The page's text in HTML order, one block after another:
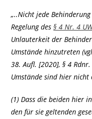
„..Nicht jede
Regelung des§ 4 Nr. 4
Unlauterkeit der
Umstände hinzutreten
38. Aufl. [2020], § 4
Umstände sind hier nicht
(1) Dass die beiden hier
den für sie geltenden